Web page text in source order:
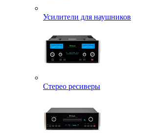
Усилители для наушников
Стерео ресиверы